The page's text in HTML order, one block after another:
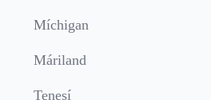
Míchigan
Máriland
Tenesí